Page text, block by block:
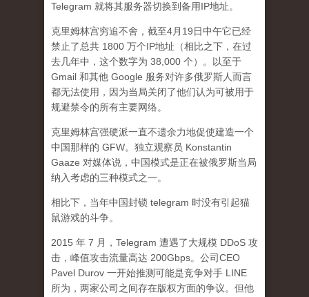
Telegram 就将其服务器切换到备用IP地址。
克里姆林宫穷追不舍，截至4月19日中午它已经
禁止了总共 1800 万个IP地址（相比之下，在过
去几年中，这个数字为 38,000 个）。以至于
Gmail 和其他 Google 服务对许多俄罗斯人而言
都无法使用，因为当局关闭了他们认为可被用于
规避禁令的所有主要网络。
克里姆林宫强硬派一直不遗余力地促使建造一个
中国那样的 GFW。独立观察员 Konstantin
Gaaze 对媒体说，中国模式是正在被俄罗斯当局
纳入考虑的三种模式之一。
相比下，当年中国封锁 telegram 时没有引起猫
鼠游戏的斗争。
2015 年 7 月，Telegram 遭遇了大规模 DDoS 攻
击，峰值攻击流量高达 200Gbps。公司CEO
Pavel Durov 一开始推测可能是竞争对手 LINE
所为，两家公司之间存在版权方面的争议。但他